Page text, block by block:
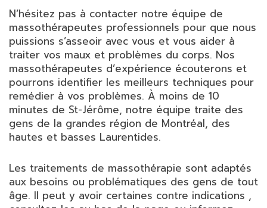
N’hésitez pas à contacter notre équipe de
massothérapeutes professionnels pour que nous
puissions s’asseoir avec vous et vous aider à
traiter vos maux et problèmes du corps. Nos
massothérapeutes d’expérience écouterons et
pourrons identifier les meilleurs techniques pour
remédier à vos problèmes. À moins de 10
minutes de St-Jérôme, notre équipe traite des
gens de la grandes région de Montréal, des
hautes et basses Laurentides.
Les traitements de massothérapie sont adaptés
aux besoins ou problématiques des gens de tout
âge. Il peut y avoir certaines contre indications ,